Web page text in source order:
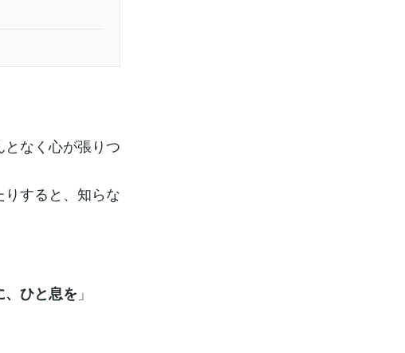
なく心が張りつ
すると、知らな
ひと息を 」